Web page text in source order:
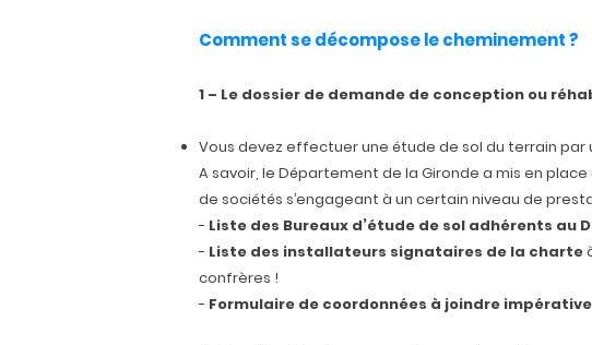
Comment se décompose le cheminement ?
1 – Le dossier de demande de conception ou
Vous devez effectuer une étude de sol du terrain par
A savoir, le Département de la Gironde a mis en
de sociétés s’engageant à un certain niveau de
- Liste des Bureaux d’étude de sol adhérents au
- Liste des installateurs signataires de la charte
confrères !
- Formulaire de coordonnées à joindre